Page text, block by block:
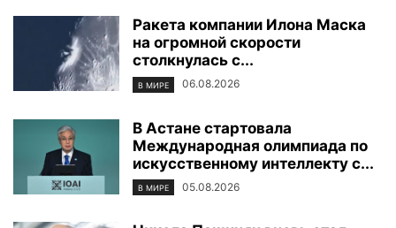
Ракета компании Илона Маска
на огромной скорости
столкнулась с...
В МИРЕ 06.08.2026
В Астане стартовала
Международная олимпиада по
искусственному интеллекту с...
В МИРЕ 05.08.2026